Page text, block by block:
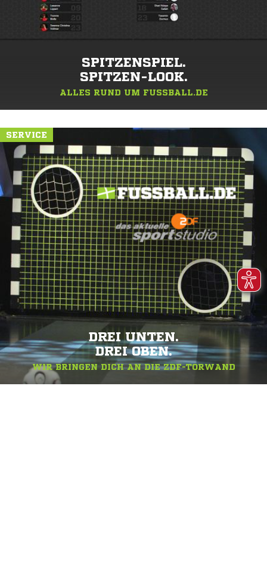
SPITZENSPIEL.
SPITZEN-LOOK.
ALLES RUND UM FUSSBALL.DE
SERVICE
DREI UNTEN.
DREI OBEN.
WIR BRINGEN DICH AN DIE ZDF-TORWAND